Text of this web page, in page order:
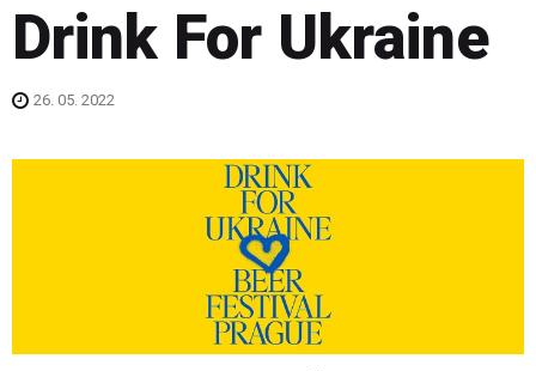
Drink For Ukraine
26. 05. 2022